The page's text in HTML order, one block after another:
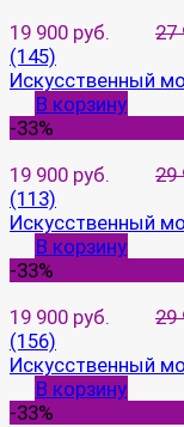
19 900 руб.
27
(145)
Искусственный
В корзину
-33%
19 900 руб.
29
(113)
Искусственный
В корзину
-33%
19 900 руб.
29
(156)
Искусственный
В корзину
-33%